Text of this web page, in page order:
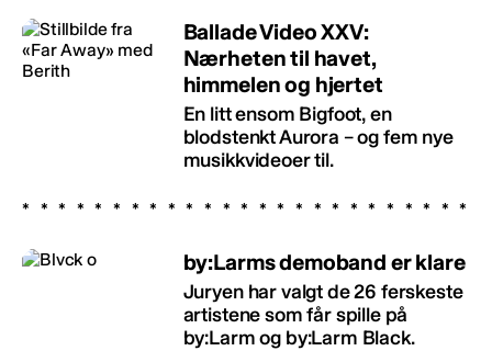
Ballade Video XXV:
Nærheten til havet,
himmelen og hjertet
En litt ensom Bigfoot, en
blodstenkt Aurora – og fem nye
musikkvideoer til.
by:Larms demoband er klare
Juryen har valgt de 26 ferskeste
artistene som får spille på
by:Larm og by:Larm Black.